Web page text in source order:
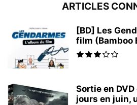
ARTICLES
[BD] Les
film (Bamboo
Sortie en
jours en juin,